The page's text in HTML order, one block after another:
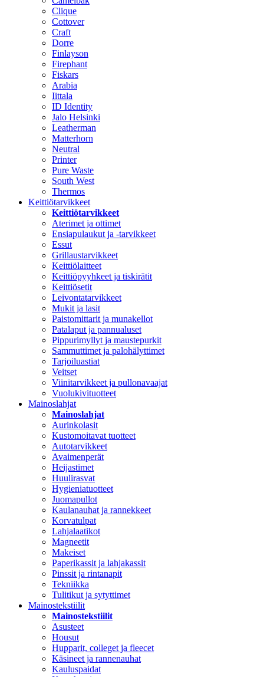
Clique
Cottover
Craft
Dorre
Finlayson
Firephant
Fiskars
Arabia
Iittala
ID Identity
Jalo Helsinki
Leatherman
Matterhorn
Neutral
Printer
Pure Waste
South West
Thermos
Keittiötarvikkeet
Keittiötarvikkeet
Aterimet ja ottimet
Ensiapulaukut ja -tarvikkeet
Essut
Grillaustarvikkeet
Keittiölaitteet
Keittiöpyyhkeet ja tiskirätit
Keittiösetit
Leivontatarvikkeet
Mukit ja lasit
Paistomittarit ja munakellot
Patalaput ja pannualuset
Pippurimyllyt ja maustepurkit
Sammuttimet ja palohälyttimet
Tarjoiluastiat
Veitset
Viinitarvikkeet ja pullonavaajat
Vuolukivituotteet
Mainoslahjat
Mainoslahjat
Aurinkolasit
Kustomoitavat tuotteet
Autotarvikkeet
Avaimenperät
Heijastimet
Huulirasvat
Hygieniatuotteet
Juomapullot
Kaulanauhat ja rannekkeet
Korvatulpat
Lahjalaatikot
Magneetit
Makeiset
Paperikassit ja lahjakassit
Pinssit ja rintanapit
Tekniikka
Tulitikut ja sytyttimet
Mainostekstiilit
Mainostekstiilit
Asusteet
Housut
Hupparit, colleget ja fleecet
Käsineet ja rannenauhat
Kauluspaidat